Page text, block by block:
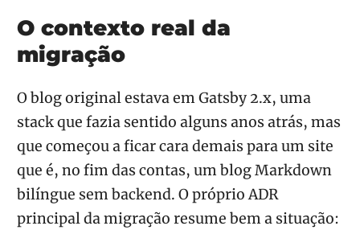
O contexto real da
migração
O blog original estava em Gatsby 2.x, uma
stack que fazia sentido alguns anos atrás, mas
que começou a ficar cara demais para um site
que é, no fim das contas, um blog Markdown
bilíngue sem backend. O próprio ADR
principal da migração resume bem a situação: